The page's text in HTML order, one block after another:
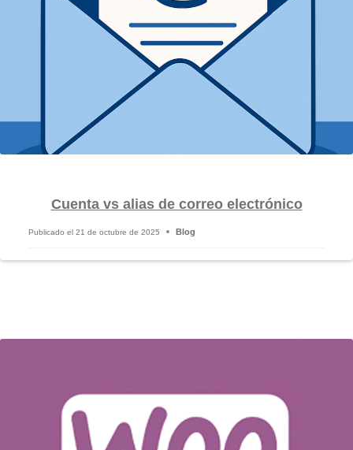
Cuenta vs alias de correo electrónico
Publicado el 21 de octubre de 2025 Blog